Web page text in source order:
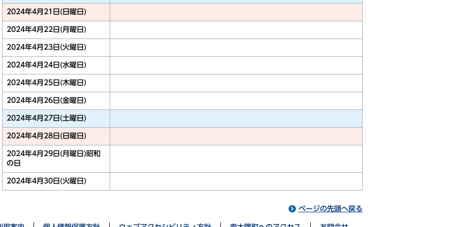
2024年4月21日(日曜日)
2024年4月22日(月曜日)
2024年4月23日(火曜日)
2024年4月24日(水曜日)
2024年4月25日(木曜日)
2024年4月26日(金曜日)
2024年4月27日(土曜日)
2024年4月28日(日曜日)
2024年4月29日(月曜日)昭和
の日
2024年4月30日(火曜日)
ページの先頭へ戻る